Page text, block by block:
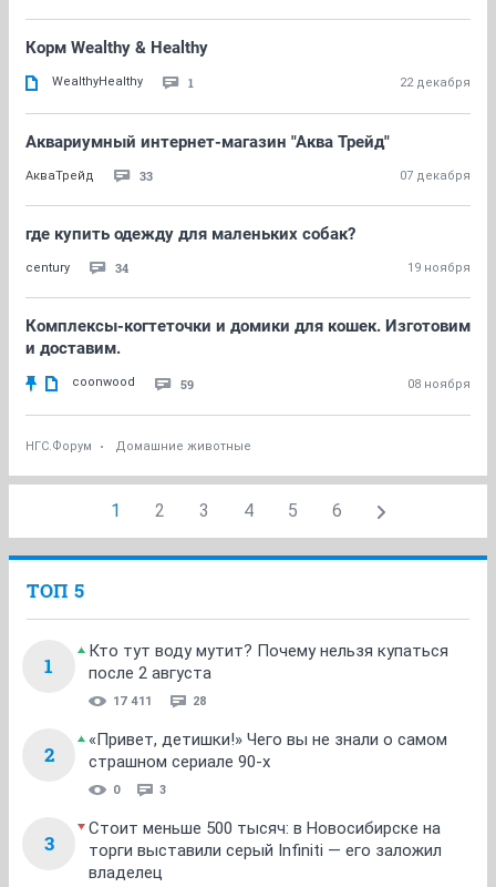
Корм Wealthy & Healthy
WealthyHealthy 1 22 декабря
Аквариумный интернет-магазин "Аква Трейд"
АкваТрейд 33 07 декабря
где купить одежду для маленьких собак?
century 34 19 ноября
Комплексы-когтеточки и домики для кошек. Изготовим
и доставим.
coonwood 59 08 ноября
НГС.Форум Домашние животные
1 2 3 4 5 6
ТОП 5
1
Кто тут воду мутит? Почему нельзя купаться
после 2 августа
17 411 28
2
«Привет, детишки!» Чего вы не знали о самом
страшном сериале 90-х
0 3
3
Стоит меньше 500 тысяч: в Новосибирске на
торги выставили серый Infiniti — его заложил
владелец